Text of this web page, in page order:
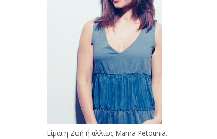
Είμαι η Ζωή ή αλλιώς Mama Petounia.